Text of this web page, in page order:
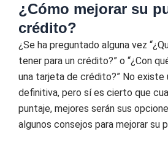
¿Cómo mejorar su
crédito?
¿Se ha preguntado alguna vez
tener para un crédito?” o “¿Con
una tarjeta de crédito?” No existe
definitiva, pero sí es cierto que
puntaje, mejores serán sus
algunos consejos para mejorar su